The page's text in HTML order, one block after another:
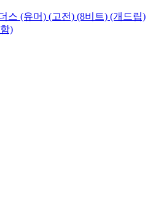
스 (유머) (고전) (8비트) (개드립)
)